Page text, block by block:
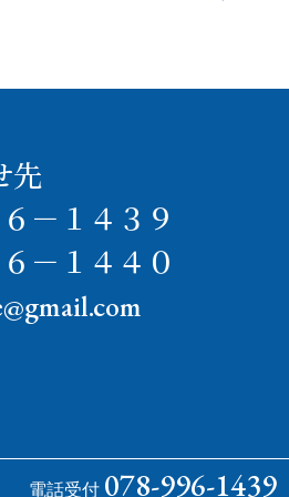
先
－１４３９
－１４４０
電話受付 078-996-1439